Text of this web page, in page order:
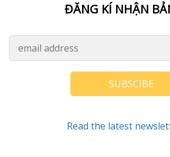
ĐĂNG KÍ NHẬN
SUBSCIBE
Read the latest